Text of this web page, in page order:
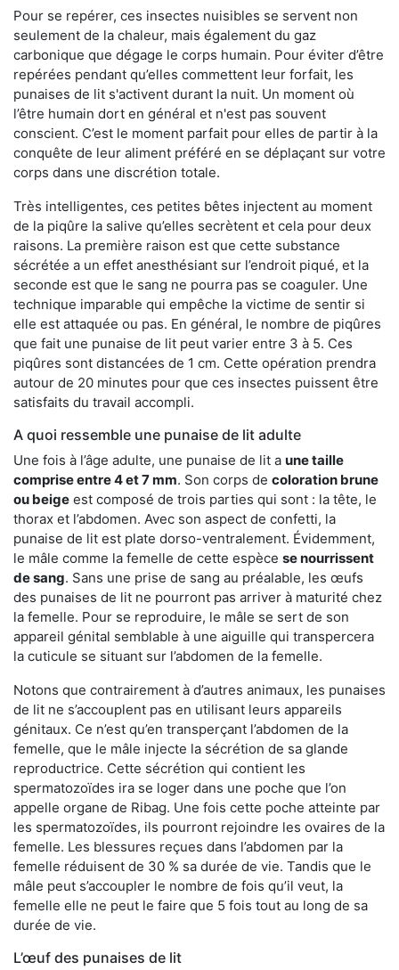
Pour se repérer, ces insectes nuisibles se servent non
seulement de la chaleur, mais également du gaz
carbonique que dégage le corps humain. Pour éviter d’être
repérées pendant qu’elles commettent leur forfait, les
punaises de lit s'activent durant la nuit. Un moment où
l’être humain dort en général et n'est pas souvent
conscient. C’est le moment parfait pour elles de partir à la
conquête de leur aliment préféré en se déplaçant sur votre
corps dans une discrétion totale.
Très intelligentes, ces petites bêtes injectent au moment
de la piqûre la salive qu’elles secrètent et cela pour deux
raisons. La première raison est que cette substance
sécrétée a un effet anesthésiant sur l’endroit piqué, et la
seconde est que le sang ne pourra pas se coaguler. Une
technique imparable qui empêche la victime de sentir si
elle est attaquée ou pas. En général, le nombre de piqûres
que fait une punaise de lit peut varier entre 3 à 5. Ces
piqûres sont distancées de 1 cm. Cette opération prendra
autour de 20 minutes pour que ces insectes puissent être
satisfaits du travail accompli.
A quoi ressemble une punaise de lit adulte
Une fois à l’âge adulte, une punaise de lit a une taille
comprise entre 4 et 7 mm. Son corps de coloration brune
ou beige est composé de trois parties qui sont : la tête, le
thorax et l’abdomen. Avec son aspect de confetti, la
punaise de lit est plate dorso-ventralement. Évidemment,
le mâle comme la femelle de cette espèce se nourrissent
de sang. Sans une prise de sang au préalable, les œufs
des punaises de lit ne pourront pas arriver à maturité chez
la femelle. Pour se reproduire, le mâle se sert de son
appareil génital semblable à une aiguille qui transpercera
la cuticule se situant sur l’abdomen de la femelle.
Notons que contrairement à d’autres animaux, les punaises
de lit ne s’accouplent pas en utilisant leurs appareils
génitaux. Ce n’est qu’en transperçant l’abdomen de la
femelle, que le mâle injecte la sécrétion de sa glande
reproductrice. Cette sécrétion qui contient les
spermatozoïdes ira se loger dans une poche que l’on
appelle organe de Ribag. Une fois cette poche atteinte par
les spermatozoïdes, ils pourront rejoindre les ovaires de la
femelle. Les blessures reçues dans l’abdomen par la
femelle réduisent de 30 % sa durée de vie. Tandis que le
mâle peut s’accoupler le nombre de fois qu’il veut, la
femelle elle ne peut le faire que 5 fois tout au long de sa
durée de vie.
L’œuf des punaises de lit